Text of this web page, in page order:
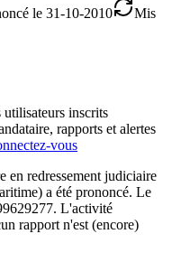
le 31-10-2010
Mis
inscrits
rapports et alertes
vous
en redressement judiciaire
a été prononcé. Le
L'activité
rapport n'est (encore)